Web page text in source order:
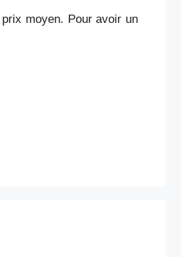
moyen. Pour avoir un